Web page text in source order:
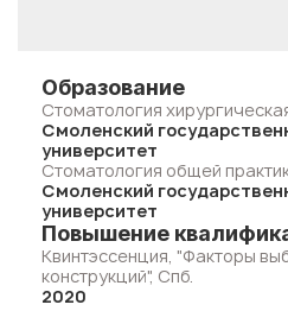
Образование
Стоматология
Смоленский
университет
Стоматология общей
Смоленский
университет
Повышение
Квинтэссенция, "Факторы
конструкций", Спб.
2020